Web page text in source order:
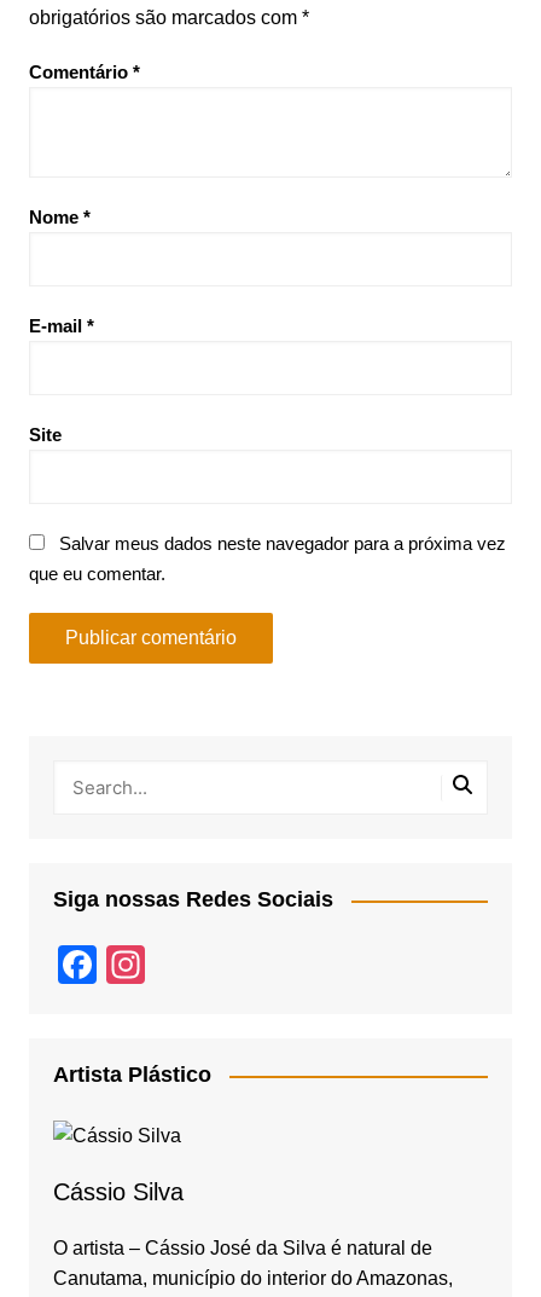
obrigatórios são marcados com *
Comentário *
Nome *
E-mail *
Site
Salvar meus dados neste navegador para a próxima vez
que eu comentar.
Siga nossas Redes Sociais
F
e
b
o
k
gr
a
Artista Plástico
Cássio Silva
O artista – Cássio José da Silva é natural de
Canutama, município do interior do Amazonas,